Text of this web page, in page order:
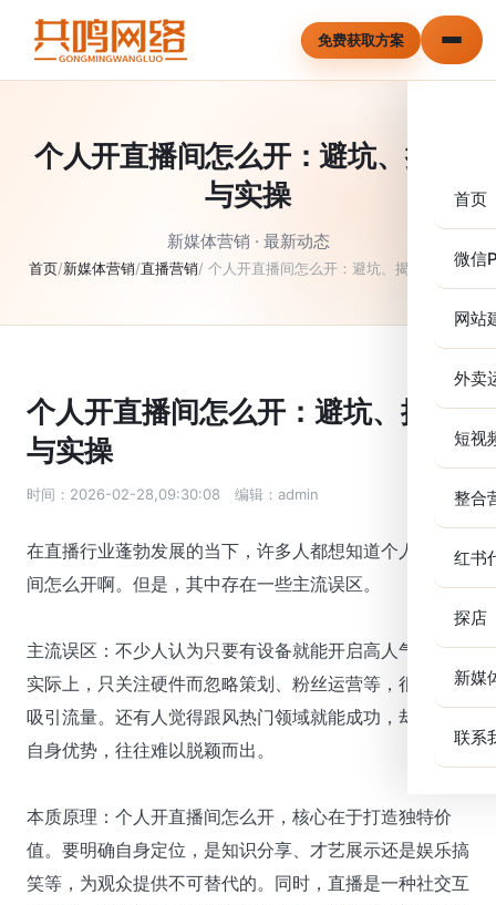
免费获取方案
首页
微信
网站
外卖
短视
整合
红书
探店
新媒
联系
个人开直播间怎么开：避坑、揭秘
与实操
新媒体营销 · 最新动态
首页/新媒体营销/直播营销/ 个人开直播间怎么开：避坑、揭秘与实操
个人开直播间怎么开：避坑、揭秘
与实操
时间：2026-02-28,09:30:08 编辑：admin
在直播行业蓬勃发展的当下，许多人都想知道个人开直播
间怎么开啊。但是，其中存在一些主流误区。
主流误区：不少人认为只要有设备就能开启高人气直播。
实际上，只关注硬件而忽略策划、粉丝运营等，很难持续
吸引流量。还有人觉得跟风热门领域就能成功，却未考虑
自身优势，往往难以脱颖而出。
本质原理：个人开直播间怎么开，核心在于打造独特价
值。要明确自身定位，是知识分享、才艺展示还是娱乐搞
笑等，为观众提供不可替代的。同时，直播是一种社交互